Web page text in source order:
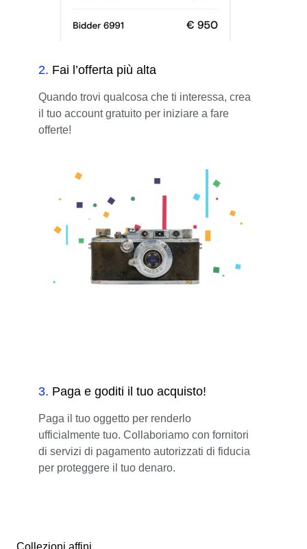
2. Fai l’offerta più alta
Quando trovi qualcosa che ti interessa, crea
il tuo account gratuito per iniziare a fare
offerte!
3. Paga e goditi il tuo acquisto!
Paga il tuo oggetto per renderlo
ufficialmente tuo. Collaboriamo con fornitori
di servizi di pagamento autorizzati di fiducia
per proteggere il tuo denaro.
Collezioni affini